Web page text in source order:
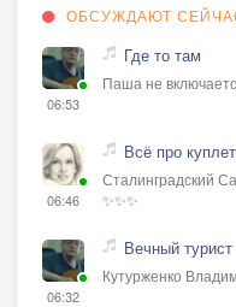
ОБСУЖДАЮТ
06:53
Где то там
Паша не
06:46
Всё про
Сталинградский
✨✨✨
06:32
Вечный турист
Кутурженко